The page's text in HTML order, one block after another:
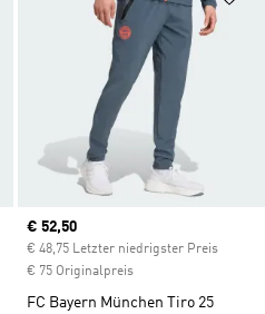
Current price
€ 52,50
€ 48,75 Letzter niedrigster Preis
€ 75 Originalpreis
FC Bayern München Tiro 25